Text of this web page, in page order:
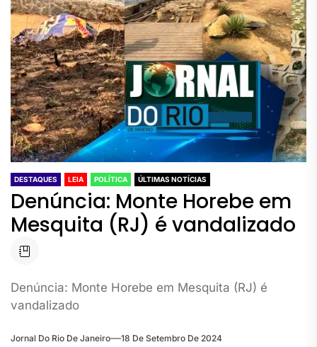
DESTAQUES LEIA POLÍTICA ÚLTIMAS NOTÍCIAS
Denúncia: Monte Horebe em
Mesquita (RJ) é vandalizado
Denúncia: Monte Horebe em Mesquita (RJ) é
vandalizado
Jornal Do Rio De Janeiro 18 De Setembro De 2024